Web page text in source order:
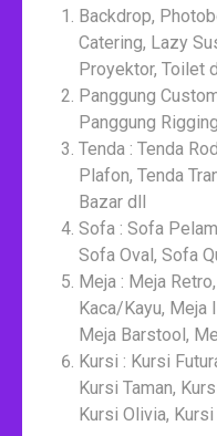
Backdrop,
Catering, Lazy
Proyektor, Toilet
Panggung
Panggung
Tenda : Tenda
Plafon, Tenda
Bazar dll
Sofa : Sofa
Sofa Oval, Sofa
Meja : Meja
Kaca/Kayu, Meja
Meja Barstool,
Kursi : Kursi
Kursi Taman,
Kursi Olivia,